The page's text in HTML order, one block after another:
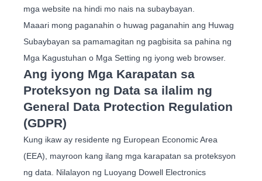
mga website na hindi mo nais na subaybayan.
Maaari mong paganahin o huwag paganahin ang Huwag
Subaybayan sa pamamagitan ng pagbisita sa pahina ng
Mga Kagustuhan o Mga Setting ng iyong web browser.
Ang iyong Mga Karapatan sa
Proteksyon ng Data sa ilalim ng
General Data Protection Regulation
(GDPR)
Kung ikaw ay residente ng European Economic Area
(EEA), mayroon kang ilang mga karapatan sa proteksyon
ng data. Nilalayon ng Luoyang Dowell Electronics